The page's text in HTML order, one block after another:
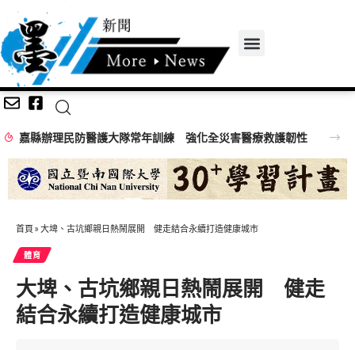
嘉縣辦理民防醫護大隊常年訓練 強化全災害醫療救護韌性
首頁 » 大埤、古坑鄉親日熱鬧展開 健走結合永續打造健康城市
體育
大埤、古坑鄉親日熱鬧展開 健走
結合永續打造健康城市